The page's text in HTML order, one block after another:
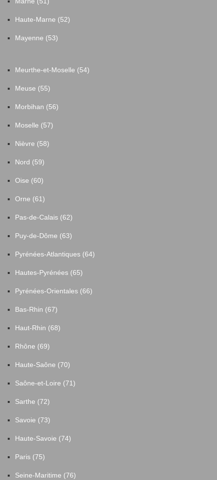
Haute-Marne (52)
Mayenne (53)
Meurthe-et-Moselle (54)
Meuse (55)
Morbihan (56)
Moselle (57)
Nièvre (58)
Nord (59)
Oise (60)
Orne (61)
Pas-de-Calais (62)
Puy-de-Dôme (63)
Pyrénées-Atlantiques (64)
Hautes-Pyrénées (65)
Pyrénées-Orientales (66)
Bas-Rhin (67)
Haut-Rhin (68)
Rhône (69)
Haute-Saône (70)
Saône-et-Loire (71)
Sarthe (72)
Savoie (73)
Haute-Savoie (74)
Paris (75)
Seine-Maritime (76)